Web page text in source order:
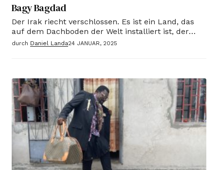
Bagy Bagdad
Der Irak riecht verschlossen. Es ist ein Land, das
auf dem Dachboden der Welt installiert ist, der
gerne Luft machen möchte. Will…
durch Daniel Landa24 JANUAR, 2025